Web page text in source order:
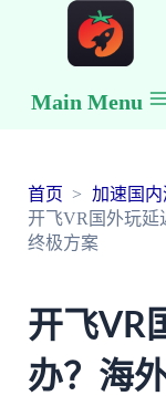
Main Menu
首页
加速国
开飞VR国外玩延
终极方案
开飞VR
办？海